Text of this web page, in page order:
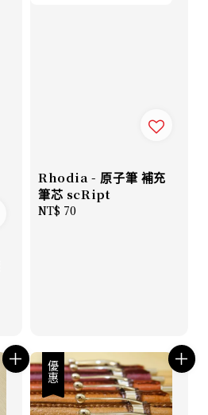
Rhodia - 原子筆 補充
筆芯 scRipt
Regular
NT$ 70
優惠